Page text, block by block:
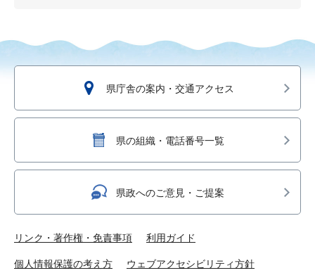
県庁舎の案内・交通アクセス
県の組織・電話番号一覧
県政へのご意見・ご提案
リンク・著作権・免責事項 利用ガイド
個人情報保護の考え方 ウェブアクセシビリティ方針